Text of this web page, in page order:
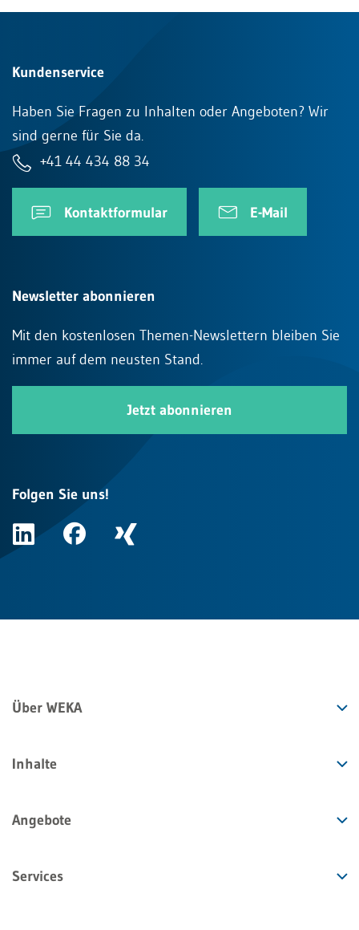
Kundenservice
Haben Sie Fragen zu Inhalten oder Angeboten? Wir
sind gerne für Sie da.
+41 44 434 88 34
Kontaktformular E-Mail
Newsletter abonnieren
Mit den kostenlosen Themen-Newslettern bleiben Sie
immer auf dem neusten Stand.
Jetzt abonnieren
Folgen Sie uns!
Über WEKA
Inhalte
Angebote
Services